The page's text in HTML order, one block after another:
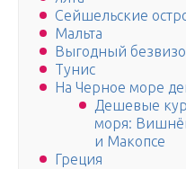
Сейшельские
Мальта
Выгодный
Тунис
На Черное море
Дешевые
моря:
и Макопсе
Греция